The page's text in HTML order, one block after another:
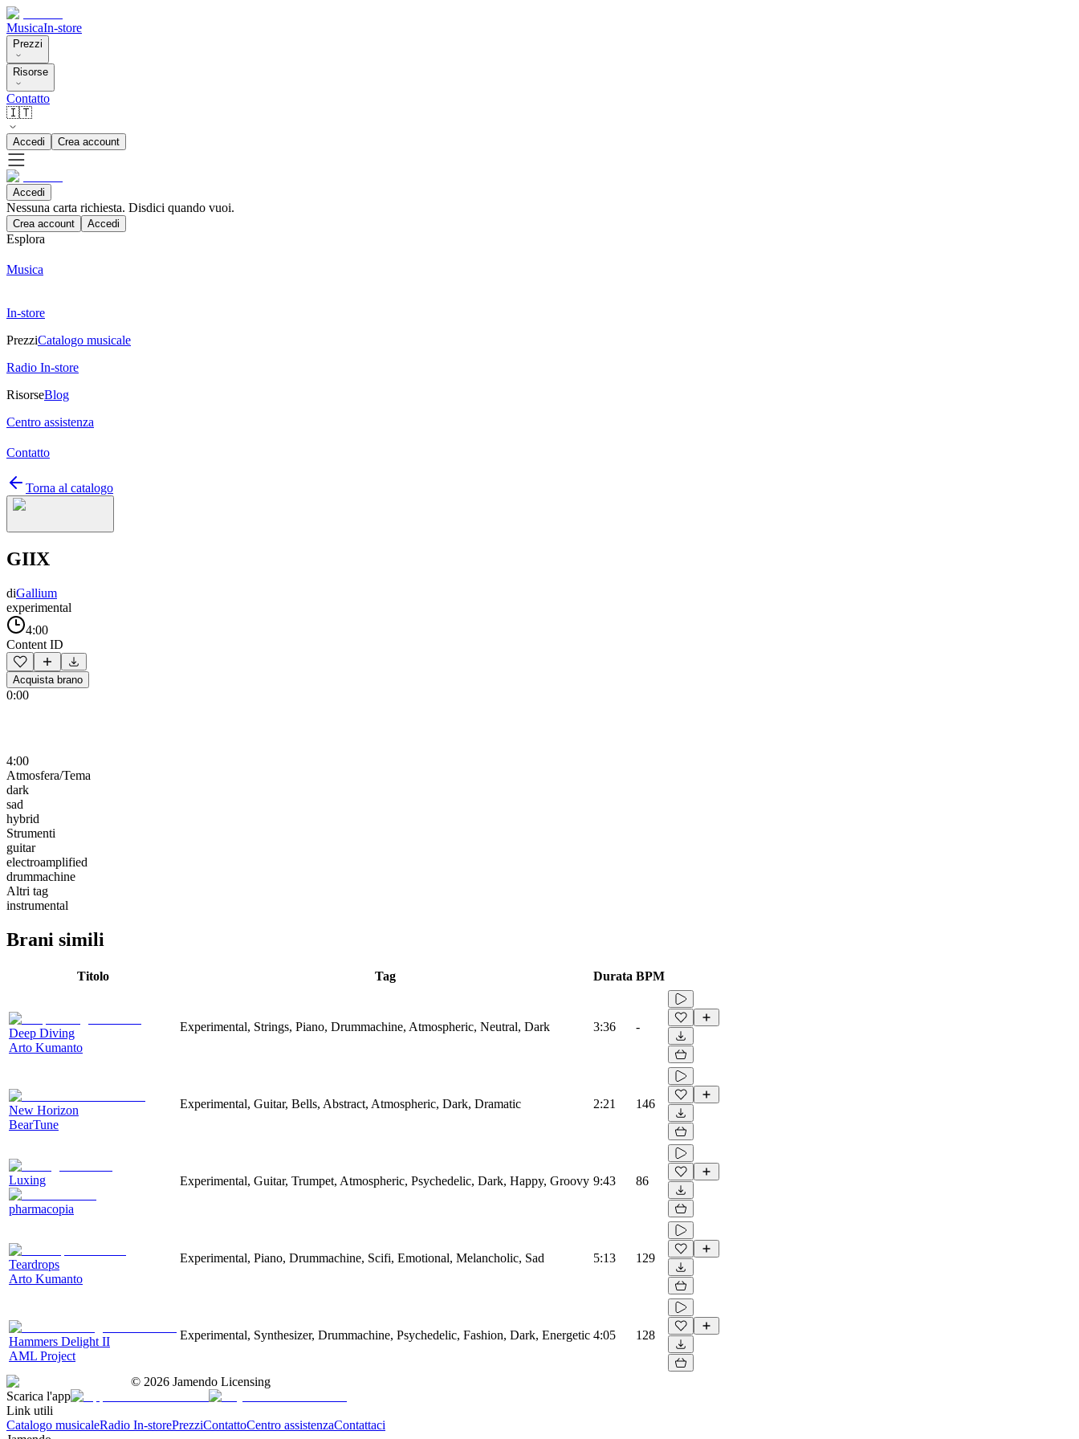
MusicaIn-store
Prezzi
Risorse
Contatto
🇮🇹
Accedi Crea account
Accedi
Nessuna carta richiesta. Disdici quando vuoi.
Crea account Accedi
Esplora
Musica
In-store
PrezziCatalogo musicale
Radio In-store
RisorseBlog
Centro assistenza
Contatto
Torna al catalogo
GIIX
diGallium
experimental
4:00
Content ID
Acquista brano
0:00
4:00
Atmosfera/Tema
dark
sad
hybrid
Strumenti
guitar
electroamplified
drummachine
Altri tag
instrumental
Brani simili
Titolo Tag Durata BPM
Deep Diving
Arto Kumanto
Experimental, Strings, Piano, Drummachine, Atmospheric, Neutral, Dark 3:36 -
New Horizon
BearTune
Experimental, Guitar, Bells, Abstract, Atmospheric, Dark, Dramatic 2:21 146
Luxing
pharmacopia
Experimental, Guitar, Trumpet, Atmospheric, Psychedelic, Dark, Happy, Groovy 9:43 86
Teardrops
Arto Kumanto
Experimental, Piano, Drummachine, Scifi, Emotional, Melancholic, Sad 5:13 129
Hammers Delight II
AML Project
Experimental, Synthesizer, Drummachine, Psychedelic, Fashion, Dark, Energetic 4:05 128
© 2026 Jamendo Licensing
Scarica l'app
Link utili
Catalogo musicaleRadio In-storePrezziContattoCentro assistenzaContattaci